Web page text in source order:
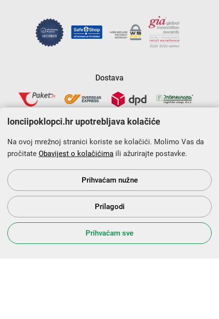
Dostava
Krajnji primatelj financijskog instrumenta sufinanciranog iz
Europskog fonda za regionalni razvoj u sklopu Operativnog
programa „Konkurentnost i kohezija”.
s Vama od 2014. godine!
lonciipoklopci.hr upotrebljava kolačiće
Na ovoj mrežnoj stranici koriste se kolačići. Molimo Vas da
pročitate Obavijest o kolačićima ili ažurirajte postavke.
Prihvaćam nužne
Prilagodi
Prihvaćam sve